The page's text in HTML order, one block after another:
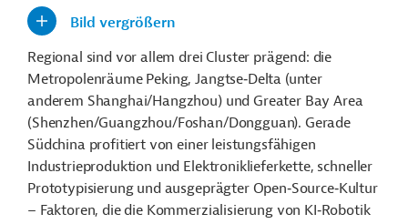
Bild vergrößern
Regional sind vor allem drei Cluster prägend: die
Metropolenräume Peking,Jangtse‑Delta (unter
anderem Shanghai/Hangzhou) und Greater Bay Area
(Shenzhen/Guangzhou/Foshan/Dongguan). Gerade
Südchina profitiert von einer leistungsfähigen
Industrieproduktion und Elektroniklieferkette, schneller
Prototypisierung und ausgeprägter Open‑Source‑Kultur
– Faktoren, die die Kommerzialisierung von KI‑Robotik